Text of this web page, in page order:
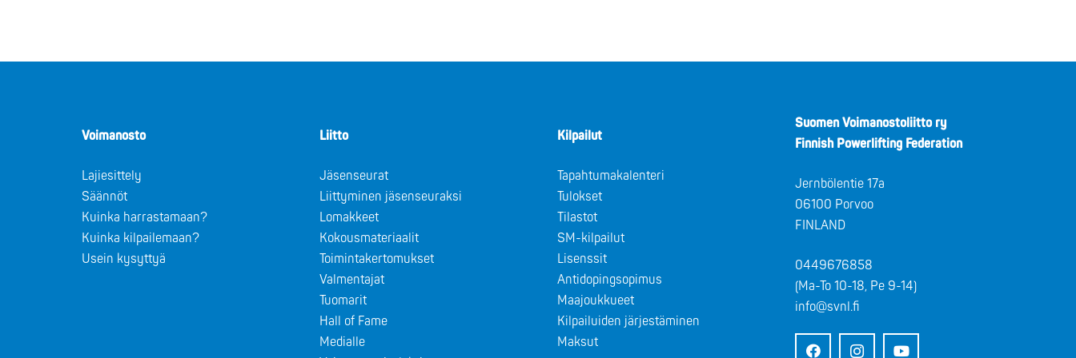
Voimanosto
Lajiesittely
Säännöt
Kuinka harrastamaan?
Kuinka kilpailemaan?
Usein kysyttyä
Liitto
Jäsenseurat
Liittyminen jäsenseuraksi
Lomakkeet
Kokousmateriaalit
Toimintakertomukset
Valmentajat
Tuomarit
Hall of Fame
Medialle
Kilpailut
Tapahtumakalenteri
Tulokset
Tilastot
SM-kilpailut
Lisenssit
Antidopingsopimus
Maajoukkueet
Kilpailuiden järjestäminen
Maksut
Suomen Voimanostoliitto ry
Finnish Powerlifting Federation
Jernbölentie 17a
06100 Porvoo
FINLAND
0449676858
(Ma-To 10-18, Pe 9-14)
info@svnl.fi